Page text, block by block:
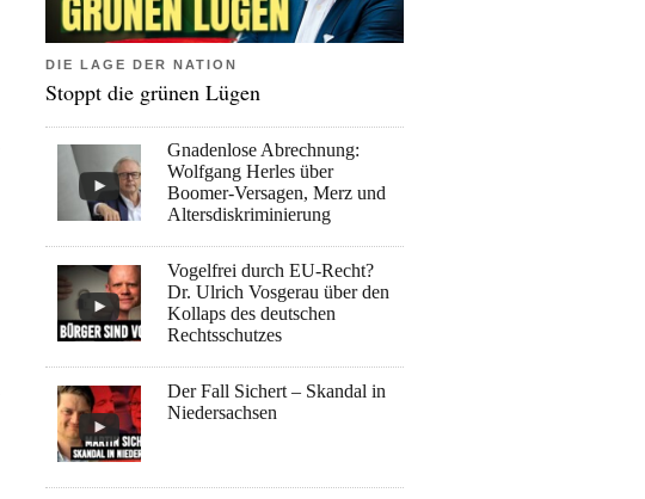
DIE LAGE DER NATION
Stoppt die grünen Lügen
Gnadenlose Abrechnung:
Wolfgang Herles über
Boomer-Versagen, Merz und
Altersdiskriminierung
Vogelfrei durch EU-Recht?
Dr. Ulrich Vosgerau über den
Kollaps des deutschen
Rechtsschutzes
Der Fall Sichert – Skandal in
Niedersachsen